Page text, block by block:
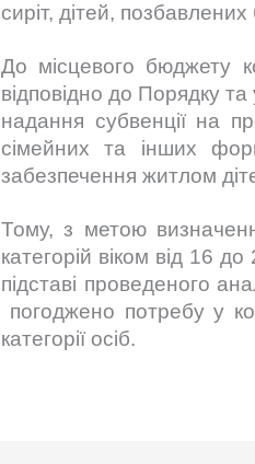
сиріт, дітей,
До місцевого бюджету
відповідно до Порядку
надання субвенції на
сімейних та інших
забезпечення житлом
Тому, з метою
категорій віком від 16
підставі проведеного
погоджено потребу у
категорії осіб.